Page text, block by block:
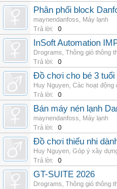
Phân phối block
maynendanfoss
Máy lạnh
Trả lời:
0
InSoft Automation
Drograms Thông gió thông
Trả lời:
0
Đồ chơi cho bé 3 tuổi
Huy Nguyen Các hoạt động
Trả lời:
0
Bán máy nén lạnh
maynendanfoss
Máy lạnh
Trả lời:
0
Đồ chơi thiếu nhi
Huy Nguyen Góp ý xây
Trả lời:
0
GT-SUITE 2026
Drograms Thông gió thông